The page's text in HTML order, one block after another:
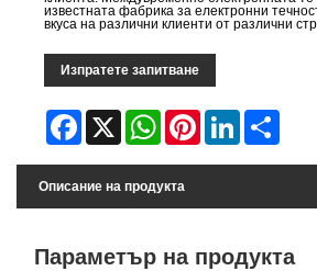
известната фабрика за електронни
вкуса на различни клиенти от различни
Изпратете запитване
Facebook
X WhatsAppPinterestLinkedIn
Описание на продукта
Параметър на продукта